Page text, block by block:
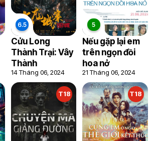
4 6.2
Cửu Long
Thành Trại: Vây
Thành
14 Tháng 06, 2024
Nếu gặp lại em
trên ngọn đồi
hoa nở
21 Tháng 06, 2024
T18 T18